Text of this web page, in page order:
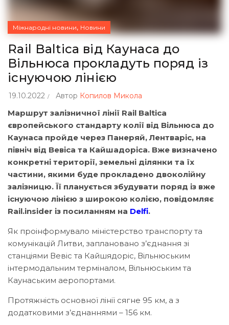
Міжнародні новини, Новини
Rail Baltica від Каунаса до
Вільнюса прокладуть поряд із
існуючою лінією
19.10.2022 Автор Копилов Микола
Маршрут залізничної лінії Rail Baltica
європейського стандарту колії від Вільнюса до
Каунаса пройде через Панеряй, Лентваріс, на
північ від Вевіса та Кайшадоріса. Вже визначено
конкретні території, земельні ділянки та їх
частини, якими буде прокладено двоколійну
залізницю. Її планується збудувати поряд із вже
існуючою лінією з широкою колією, повідомляє
Rail.insider із посиланням на Delfi.
Як проінформувало міністерство транспорту та
комунікацій Литви, заплановано з’єднання зі
станціями Вевіс та Кайшядоріс, Вільнюським
інтермодальним терміналом, Вільнюським та
Каунаським аеропортами.
Протяжність основної лінії сягне 95 км, а з
додатковими з’єднаннями – 156 км.